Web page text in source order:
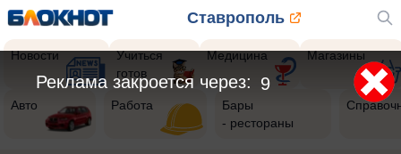
Ставрополь
Новости
Учиться
готов
Медицина Магазины
Авто Работа
Бары
- рестораны
9
Реклама закроется через: